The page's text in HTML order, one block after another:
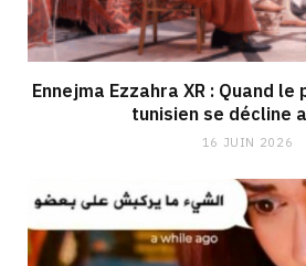
Ennejma Ezzahra XR : Quand
tunisien se décline
16 JUIN 2026